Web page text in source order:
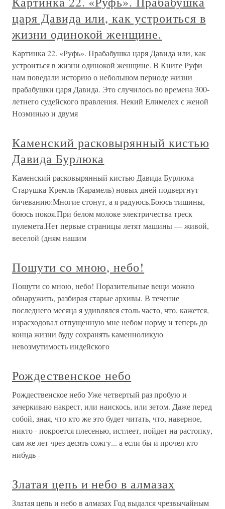
царя Давида или, как устроиться в
жизни одинокой женщине.
Картинка 22. «Руфь». Прабабушка царя Давида или, как
устроиться в жизни одинокой женщине. В Книге Руфи
нам поведали историю о небольшом периоде жизни
прабабушки царя Давида. Это случилось во времена 300-
летнего судейского правления. Некий Елимелех с женой
Ноэминью и двумя
Каменский расковырянный кистью
Давида Бурлюка
Каменский расковырянный кистью Давида Бурлюка
Старушка-Кремль (Карамель) новых дней подвергнут
бичеванию:Многие стонут, а я радуюсь.Боюсь тишины,
боюсь покоя.При белом молоке электричества треск
пулемета.Нет первые страницы летят машины — живой,
веселой (дням нашим
Пошути со мною, небо!
Пошути со мною, небо! Поразительные вещи можно
обнаружить, разбирая старые архивы. В течение
последнего месяца я удивлялся столь часто, что, кажется,
израсходовал отпущенную мне небом норму и теперь до
конца жизни буду сохранять каменноликую
невозмутимость индейского
Рождественское небо
Рождественское небо Уже четвертый раз пробую и
зачеркиваю накрест, или наискось, или зетом. Даже перед
собой, зная, что кто же это будет читать, что, наверное,
никто - покроется плесенью, истлеет, пойдет на растопку,
сам же лет чрез десять сожгу... а если бы и прочел кто-
нибудь -
Златая цепь и небо в алмазах
Златая цепь и небо в алмазах Год выдался чрезвычайным